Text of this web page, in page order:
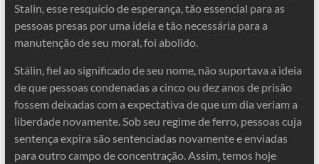
Stalin, esse resquício de esperança, tão essencial para as
pessoas presas por uma ideia e tão necessária para a
manutenção de seu moral, foi abolido.
Stálin, fiel ao significado de seu nome, não suportava a ideia
de que pessoas condenadas a cinco ou dez anos de prisão
fossem deixadas com a expectativa de que um dia veriam a
liberdade novamente. Sob seu regime de ferro, pessoas cuja
sentença expira são sentenciadas novamente e enviadas
para outro campo de concentração. Assim, temos hoje